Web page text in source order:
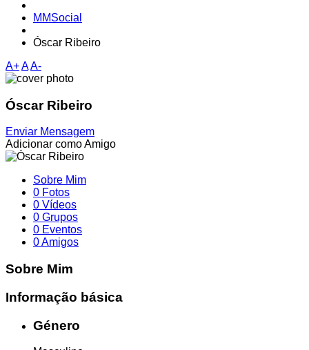
MMSocial
Óscar Ribeiro
A+AA-
Óscar Ribeiro
Enviar Mensagem
Adicionar como Amigo
Sobre Mim
0 Fotos
0 Vídeos
0 Grupos
0 Eventos
0 Amigos
Sobre Mim
Informação básica
Género